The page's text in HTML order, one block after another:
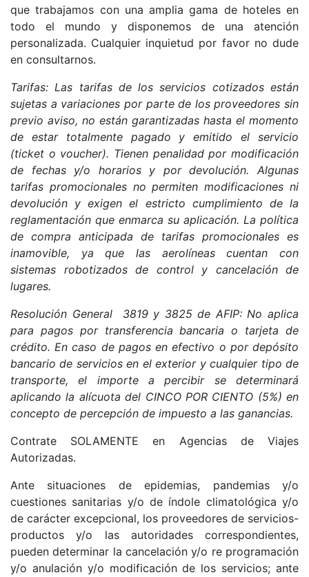
que trabajamos con una amplia gama de hoteles en
todo el mundo y disponemos de una atención
personalizada. Cualquier inquietud por favor no dude
en consultarnos.
Tarifas: Las tarifas de los servicios cotizados están
sujetas a variaciones por parte de los proveedores sin
previo aviso, no están garantizadas hasta el momento
de estar totalmente pagado y emitido el servicio
(ticket o voucher). Tienen penalidad por modificación
de fechas y/o horarios y por devolución. Algunas
tarifas promocionales no permiten modificaciones ni
devolución y exigen el estricto cumplimiento de la
reglamentación que enmarca su aplicación. La política
de compra anticipada de tarifas promocionales es
inamovible, ya que las aerolíneas cuentan con
sistemas robotizados de control y cancelación de
lugares.
Resolución General 3819 y 3825 de AFIP: No aplica
para pagos por transferencia bancaria o tarjeta de
crédito. En caso de pagos en efectivo o por depósito
bancario de servicios en el exterior y cualquier tipo de
transporte, el importe a percibir se determinará
aplicando la alícuota del CINCO POR CIENTO (5%) en
concepto de percepción de impuesto a las ganancias.
Contrate SOLAMENTE en Agencias de Viajes
Autorizadas.
Ante situaciones de epidemias, pandemias y/o
cuestiones sanitarias y/o de índole climatológica y/o
de carácter excepcional, los proveedores de servicios-
productos y/o las autoridades correspondientes,
pueden determinar la cancelación y/o re programación
y/o anulación y/o modificación de los servicios; ante